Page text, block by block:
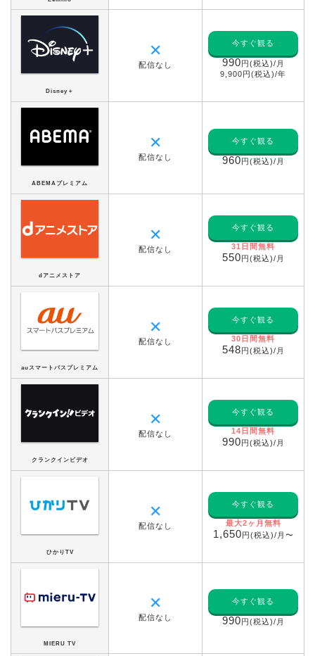
Disney＋
✕
配信なし
今すぐ観る
990円(税込)/月
9,900円(税込)/年
ABEMAプレミアム
✕
配信なし
今すぐ観る
960円(税込)/月
dアニメストア
✕
配信なし
今すぐ観る
31日間無料
550円(税込)/月
auスマートパスプレミアム
✕
配信なし
今すぐ観る
30日間無料
548円(税込)/月
クランクインビデオ
✕
配信なし
今すぐ観る
14日間無料
990円(税込)/月
ひかりTV
✕
配信なし
今すぐ観る
最大2ヶ月無料
1,650円(税込)/月〜
MIERU TV
✕
配信なし
今すぐ観る
990円(税込)/月